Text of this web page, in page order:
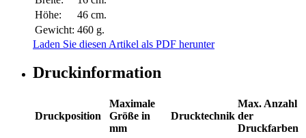
Höhe:
46 cm.
Gewicht: 460 g.
Laden Sie diesen Artikel als PDF herunter
Druckinformation
Druckposition
Maximale
Größe in
mm
Drucktechnik
Max. Anzahl
der
Druckfarben